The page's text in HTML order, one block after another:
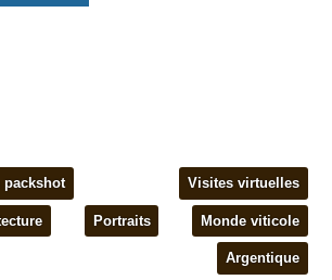
packshot Visites virtuelles
Portraits Monde viticole
Argentique